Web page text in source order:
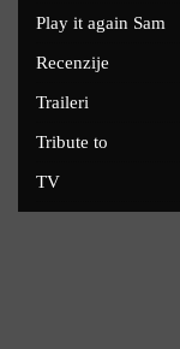
Play it again Sam
Recenzije
Traileri
Tribute to
TV